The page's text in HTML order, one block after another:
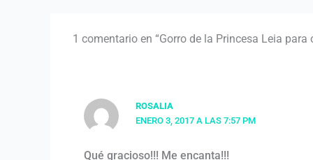
1 comentario en “Gorro de la Princesa Leia para
ROSALIA
ENERO 3, 2017 A LAS 7:57 PM
Qué gracioso!!! Me encanta!!!